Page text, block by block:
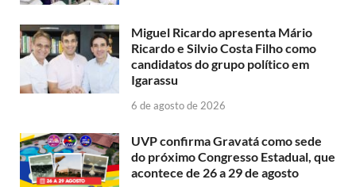
Miguel Ricardo apresenta Mário
Ricardo e Silvio Costa Filho como
candidatos do grupo político em
Igarassu
6 de agosto de 2026
UVP confirma Gravatá como sede
do próximo Congresso Estadual, que
acontece de 26 a 29 de agosto